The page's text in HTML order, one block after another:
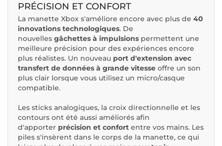
PRÉCISION ET CONFORT
La manette Xbox s'améliore encore avec plus de 40
innovations technologiques. De
nouvelles gâchettes à impulsions permettent une
meilleure précision pour des expériences encore
plus réalistes. Un nouveau port d'extension avec
transfert de données à grande vitesse offre un son
plus clair lorsque vous utilisez un micro/casque
compatible.
Les sticks analogiques, la croix directionnelle et les
contours ont été aussi améliorés afin
d'apporter précision et confort entre vos mains. Les
piles s'insèrent dans le corps de la manette, ce qui